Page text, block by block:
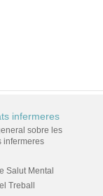
infermeres
sobre les
infermeres
Salut Mental
Treball